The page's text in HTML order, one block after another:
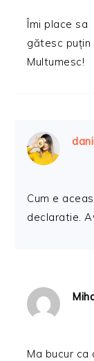
Îmi place sa
gătesc puțin
Multumesc!
Cum e
declaratie.
Ma bucur ca